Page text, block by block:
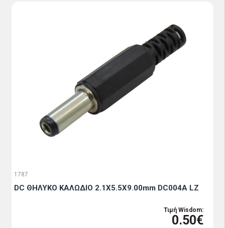
1787
DC ΘΗΛΥΚΟ ΚΑΛΩΔΙΟ 2.1X5.5X9.00mm DC004A LZ
Τιμή Wisdom:
0.50€